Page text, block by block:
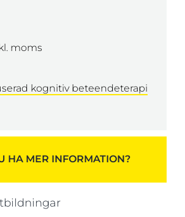
moms
kognitiv beteendeterapi
HA MER INFORMATION?